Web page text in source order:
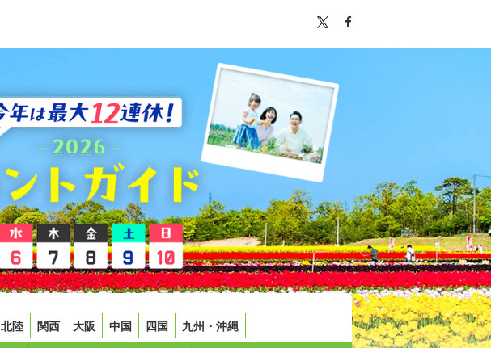
北陸 関西 大阪 中国 四国 九州・沖縄